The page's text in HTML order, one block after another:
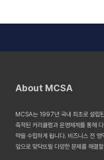
About MCSA
MCSA는 1997년 국내 최초로 설립
축적된 커리큘럼과 운영체계를 통해
략을 수립하게 됩니다. 비즈니스 전
앞으로 맞닥뜨릴 다양한 문제를 해결